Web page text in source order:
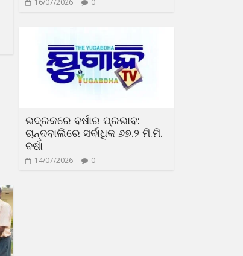
ଭଦ୍ରକରେ ବର୍ଷାର ପ୍ରଭାବ:
ଚାନ୍ଦବାଲିରେ ସର୍ବାଧିକ ୬୭.୨ ମି.ମି.
ବର୍ଷା
14/07/2026 0